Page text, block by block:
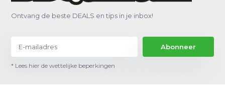
Ontvang de beste DEALS en tips in je inbox!
Abonneer
* Lees hier de wettelijke beperkingen